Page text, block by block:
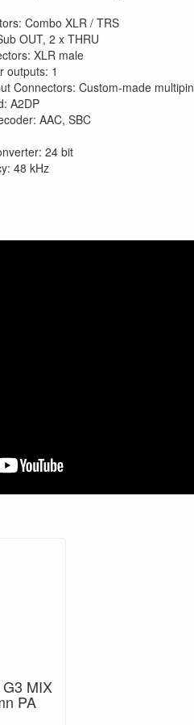
Combo XLR / TRS
OUT, 2 x THRU
XLR male
outputs: 1
Connectors: Custom-made multipin
A2DP
AAC, SBC
24 bit
48 kHz
MIX
PA